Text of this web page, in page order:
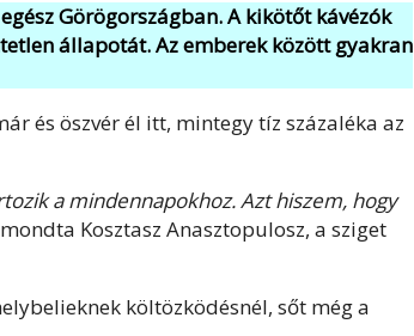
Görögországban. A kikötőt kávézók
állapotát. Az emberek között gyakran
és öszvér él itt, mintegy tíz százaléka az
a mindennapokhoz. Azt hiszem, hogy
Kosztasz Anasztopulosz, a sziget
költözködésnél, sőt még a